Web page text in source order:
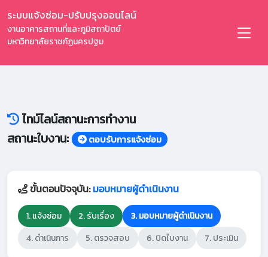
ระบบแจ้งซ่อม-ปรับปรุงออนไลน์
งานอาคารสถานที่และภูมิสถาปัตย์
มหาวิทยาลัยราชภัฏนครปฐม
ไทม์ไลน์สถานะการทำงาน
สถานะใบงาน:
ตอบรับการแจ้งซ่อม
ขั้นตอนปัจจุบัน:มอบหมายผู้ดำเนินงาน
1. แจ้งซ่อม 2. รับเรื่อง
3. มอบหมายผู้ดำเนินงาน
4. ดำเนินการ
5. ตรวจสอบ 6. ปิดใบงาน 7. ประเมิน